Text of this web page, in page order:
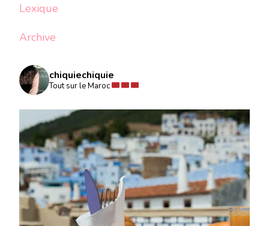
Lexique
Archive
chiquiechiquie
Tout sur le Maroc